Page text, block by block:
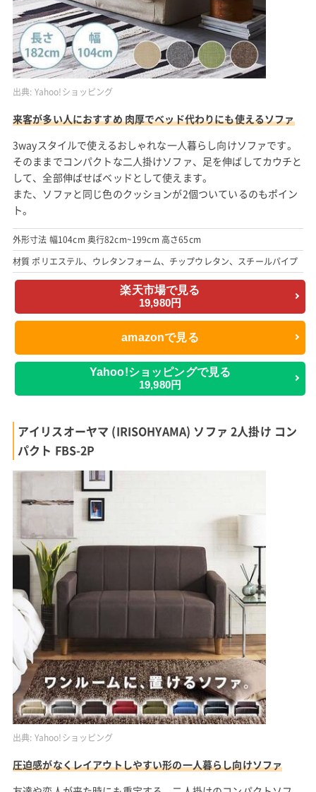
出典: Yahoo!ショッピング
来客が多い人におすすめ 肉厚でベッド代わりにも使えるソファ
3wayスタイルで使えるおしゃれな一人暮らし向けソファです。
そのままでコンパクトな二人掛けソファ、足を伸ばしてカウチと
して、全部伸ばせばベッドとして使えます。
また、ソファと同じ色のクッションが2個ついているのもポイン
ト。
外形寸法 幅104cm 奥行82cm~199cm 高さ65cm
材質 ポリエステル、ウレタンフォーム、チップウレタン、スチールパイプ
楽天市場で見る
19,980円
amazonで見る
Yahoo!ショッピングで見る
19,980円
アイリスオーヤマ (IRISOHYAMA) ソファ 2人掛け コン
パクト FBS-2P
出典: Yahoo!ショッピング
圧迫感がなくレイアウトしやすい形の一人暮らし向けソファ